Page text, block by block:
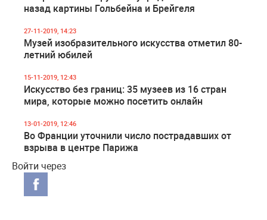
назад картины Гольбейна и Брейгеля
27-11-2019, 14:23
Музей изобразительного искусства отметил 80-
летний юбилей
15-11-2019, 12:43
Искусство без границ: 35 музеев из 16 стран
мира, которые можно посетить онлайн
13-01-2019, 12:46
Во Франции уточнили число пострадавших от
взрыва в центре Парижа
Войти через